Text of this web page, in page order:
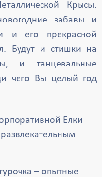
Крысы.
забавы и
и его прекрасной
Будут и стишки на
и танцевальные
чего Вы целый год
Елки
– опытные